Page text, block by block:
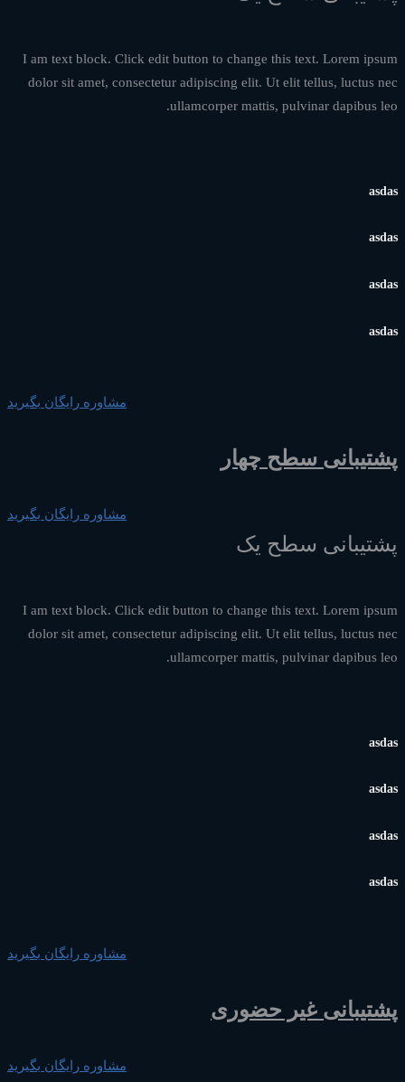
I am text block. Click edit button to change this text. Lorem ipsum
dolor sit amet, consectetur adipiscing elit. Ut elit tellus, luctus nec
ullamcorper mattis, pulvinar dapibus leo.
asdas
asdas
asdas
asdas
مشاوره رایگان بگیرید
پشتیبانی سطح چهار
مشاوره رایگان بگیرید
پشتیبانی سطح یک
I am text block. Click edit button to change this text. Lorem ipsum
dolor sit amet, consectetur adipiscing elit. Ut elit tellus, luctus nec
ullamcorper mattis, pulvinar dapibus leo.
asdas
asdas
asdas
asdas
مشاوره رایگان بگیرید
پشتیبانی غیر حضوری
مشاوره رایگان بگیرید